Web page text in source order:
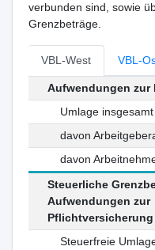
verbunden sind, sowie
Grenzbeträge.
VBL-West VBL-
Aufwendungen zur
Umlage insgesamt
davon
davon
Steuerliche
Aufwendungen zur
Pflichtversicherung
Steuerfreie